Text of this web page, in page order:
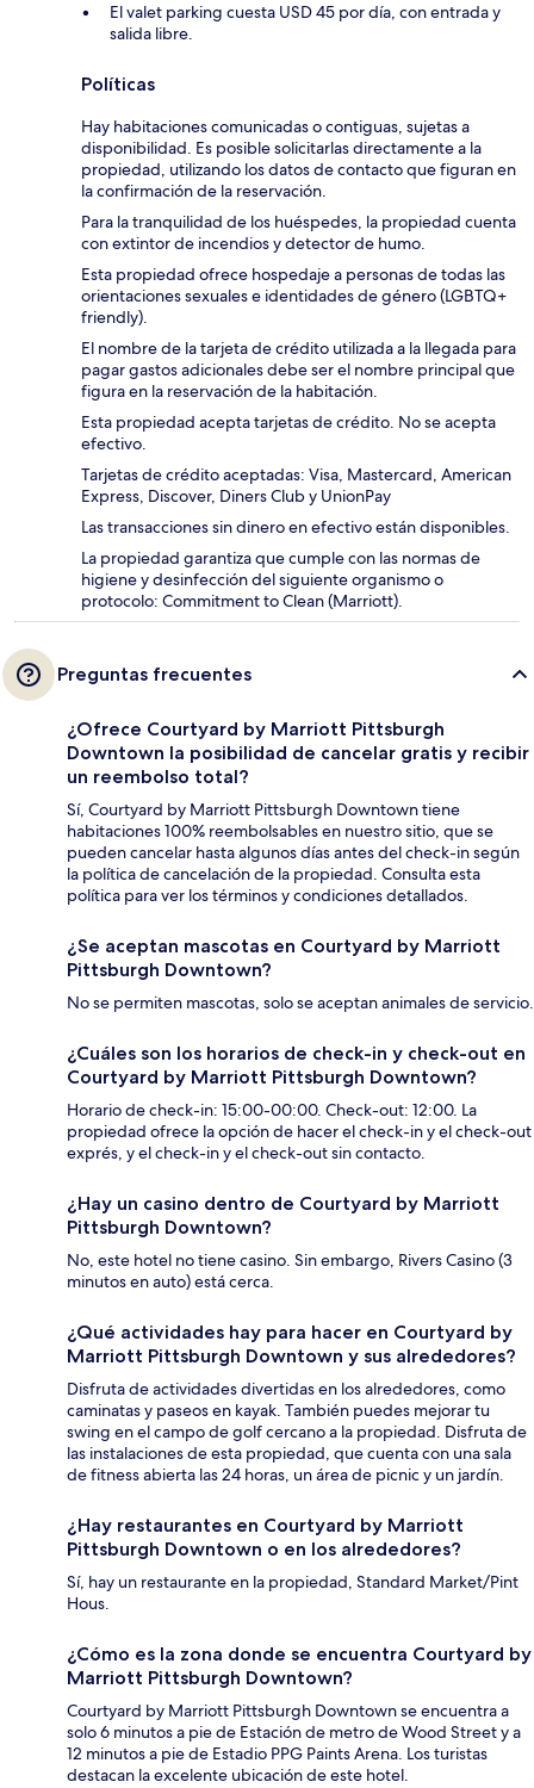
El valet parking cuesta USD 45 por día, con entrada y
salida libre.
Políticas
Hay habitaciones comunicadas o contiguas, sujetas a
disponibilidad. Es posible solicitarlas directamente a la
propiedad, utilizando los datos de contacto que figuran en
la confirmación de la reservación.
Para la tranquilidad de los huéspedes, la propiedad cuenta
con extintor de incendios y detector de humo.
Esta propiedad ofrece hospedaje a personas de todas las
orientaciones sexuales e identidades de género (LGBTQ+
friendly).
El nombre de la tarjeta de crédito utilizada a la llegada para
pagar gastos adicionales debe ser el nombre principal que
figura en la reservación de la habitación.
Esta propiedad acepta tarjetas de crédito. No se acepta
efectivo.
Tarjetas de crédito aceptadas: Visa, Mastercard, American
Express, Discover, Diners Club y UnionPay
Las transacciones sin dinero en efectivo están disponibles.
La propiedad garantiza que cumple con las normas de
higiene y desinfección del siguiente organismo o
protocolo: Commitment to Clean (Marriott).
Preguntas frecuentes
¿Ofrece Courtyard by Marriott Pittsburgh
Downtown la posibilidad de cancelar gratis y recibir
un reembolso total?
Sí, Courtyard by Marriott Pittsburgh Downtown tiene
habitaciones 100% reembolsables en nuestro sitio, que se
pueden cancelar hasta algunos días antes del check-in según
la política de cancelación de la propiedad. Consulta esta
política para ver los términos y condiciones detallados.
¿Se aceptan mascotas en Courtyard by Marriott
Pittsburgh Downtown?
No se permiten mascotas, solo se aceptan animales de servicio.
¿Cuáles son los horarios de check-in y check-out en
Courtyard by Marriott Pittsburgh Downtown?
Horario de check-in: 15:00-00:00. Check-out: 12:00. La
propiedad ofrece la opción de hacer el check-in y el check-out
exprés, y el check-in y el check-out sin contacto.
¿Hay un casino dentro de Courtyard by Marriott
Pittsburgh Downtown?
No, este hotel no tiene casino. Sin embargo, Rivers Casino (3
minutos en auto) está cerca.
¿Qué actividades hay para hacer en Courtyard by
Marriott Pittsburgh Downtown y sus alrededores?
Disfruta de actividades divertidas en los alrededores, como
caminatas y paseos en kayak. También puedes mejorar tu
swing en el campo de golf cercano a la propiedad. Disfruta de
las instalaciones de esta propiedad, que cuenta con una sala
de fitness abierta las 24 horas, un área de picnic y un jardín.
¿Hay restaurantes en Courtyard by Marriott
Pittsburgh Downtown o en los alrededores?
Sí, hay un restaurante en la propiedad, Standard Market/Pint
Hous.
¿Cómo es la zona donde se encuentra Courtyard by
Marriott Pittsburgh Downtown?
Courtyard by Marriott Pittsburgh Downtown se encuentra a
solo 6 minutos a pie de Estación de metro de Wood Street y a
12 minutos a pie de Estadio PPG Paints Arena. Los turistas
destacan la excelente ubicación de este hotel.